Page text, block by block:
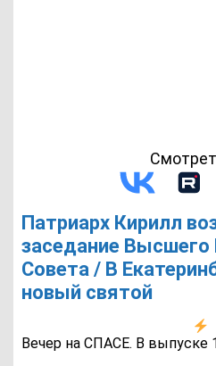
Патриарх Кирилл
заседание Высшего
Совета / В
новый святой
Вечер на СПАСЕ. В выпуске